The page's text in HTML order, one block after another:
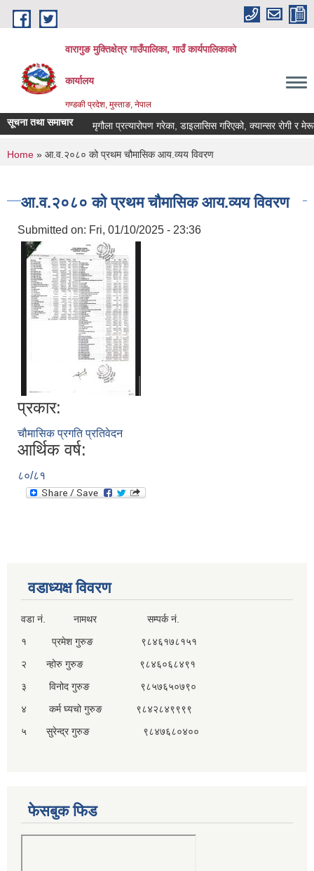
Skip to main content
वारागुङ मुक्तिक्षेत्र गाउँपालिका, गाउँ कार्यपालिकाको
कार्यालय
गण्डकी प्रदेश, मुस्ताङ, नेपाल
सूचना तथा समाचार मृगौला प्रत्यारोपण गरेका, डाइलासिस गरिएको, क्यान्सर रोगी र
You are here
Home » आ.व.२०८० को प्रथम चौमासिक आय.व्यय विवरण
आ.व.२०८० को प्रथम चौमासिक आय.व्यय विवरण
Submitted on: Fri, 01/10/2025 - 23:36
प्रकार:
चौमासिक प्रगति प्रतिवेदन
आर्थिक वर्ष:
८०/८१
वडाध्यक्ष विवरण
वडा नं. नामथर सम्पर्क नं.
१ प्रमेश गुरुङ ९८४६१७८१५१
२ न्होरु गुरुङ ९८४६०६८४९१
३ विनोद गुरुङ ९८५७६५०७९०
४ कर्म घ्यचो गुरुङ ९८४२८४९९९९
५ सुरेन्द्र गुरुङ ९८४७६८०४००
फेसबुक फिड